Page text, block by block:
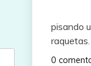
pisando
0